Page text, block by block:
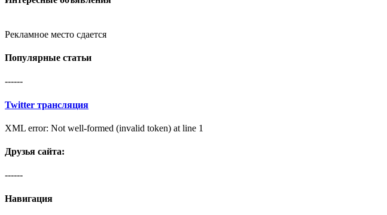
Рекламное место сдается
Популярные статьи
------
Twitter трансляция
XML error: Not well-formed (invalid token) at line 1
Друзья сайта:
------
Навигация